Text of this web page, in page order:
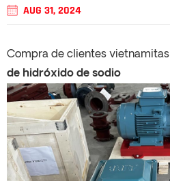
AUG 31, 2024
Compra de clientes vietnamitas
de hidróxido de sodio